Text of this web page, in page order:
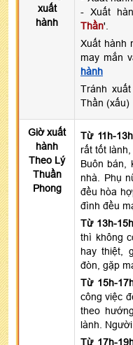
xuất
hành
- Xuất
Thần'.
Xuất hành
may mắn
hành
Tránh
Thần (xấu)
Giờ xuất
hành
Theo Lý
Thuần
Phong
Từ 11h-
rất tốt
Buôn bán,
nhà. Phụ
đều hòa
đình đều
Từ 13h-
thì không
hay thiệt,
đòn, gặp
Từ 15h-
công việc
theo
lành.
Từ 17h-